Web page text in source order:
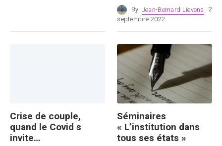
By: Jean-Bernard Lievens
2
septembre 2022
Crise de couple,
quand le Covid s
invite…
Séminaires
« L’institution dans
tous ses états »